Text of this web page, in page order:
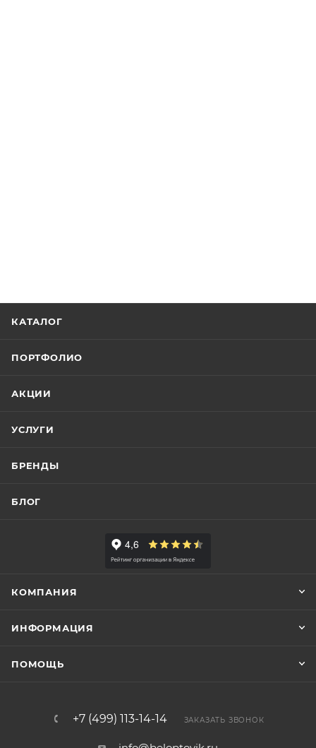
КАТАЛОГ
ПОРТФОЛИО
АКЦИИ
УСЛУГИ
БРЕНДЫ
БЛОГ
КОМПАНИЯ
ИНФОРМАЦИЯ
ПОМОЩЬ
+7 (499) 113-14-14 ЗАКАЗАТЬ ЗВОНОК